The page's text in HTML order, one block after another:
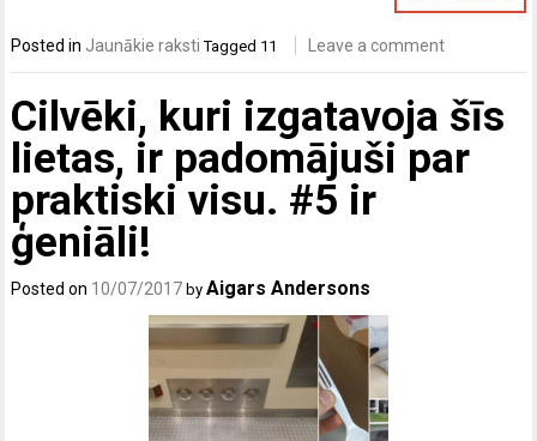
Posted in Jaunākie raksti Tagged 11 Leave a comment
Cilvēki, kuri izgatavoja šīs
lietas, ir padomājuši par
praktiski visu. #5 ir
ģeniāli!
Posted on 10/07/2017 byAigars Andersons